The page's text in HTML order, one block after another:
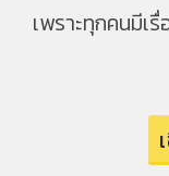
เพราะทุกคนมีเ